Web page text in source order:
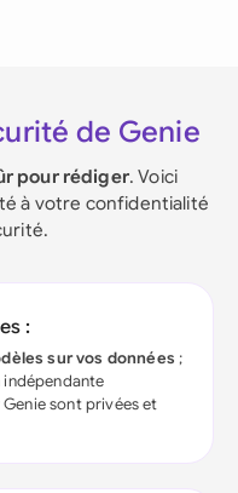
de Genie
pour rédiger. Voici
à votre confidentialité
:
sur vos données ;
indépendante
sont privées et